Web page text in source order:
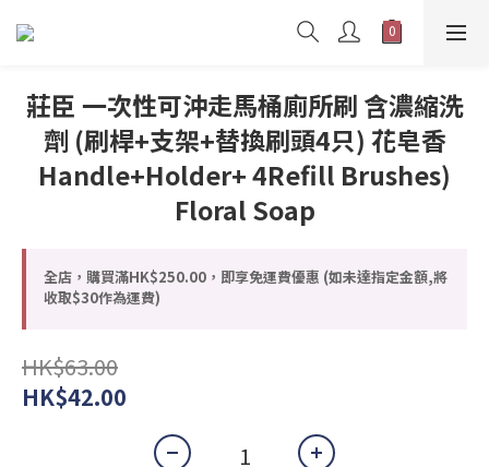
莊臣 一次性可沖走馬桶廁所刷 含濃縮洗
劑 (刷桿+支架+替換刷頭4只) 花皂香
Handle+Holder+ 4Refill Brushes)
Floral Soap
全店，購買滿HK$250.00，即享免運費優惠 (如未達指定金額,將
收取$30作為運費)
HK$63.00
HK$42.00